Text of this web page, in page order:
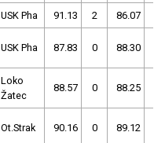
USK Pha 91.13 2 86.07
USK Pha 87.83 0 88.30
Loko
Žatec
88.57 0 88.25
Ot.Strak 90.16 0 89.12